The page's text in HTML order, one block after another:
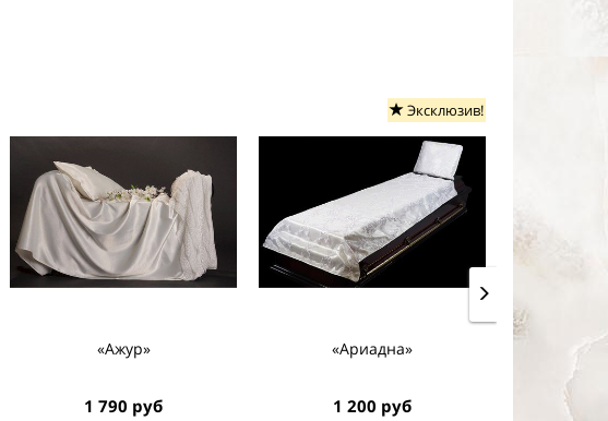
«Ажур»
1 790 руб
Эксклюзив!
«Ариадна»
1 200 руб